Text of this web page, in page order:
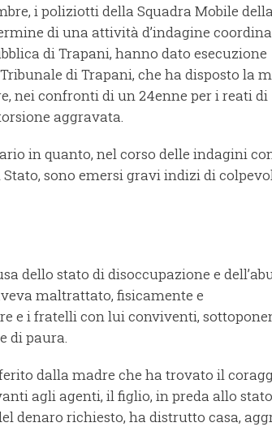
i poliziotti della Squadra Mobile della
di una attività d’indagine
di Trapani, hanno dato esecuzione
di Trapani, che ha disposto la
nei confronti di un 24enne per i reati di
aggravata.
in quanto, nel corso delle indagini
sono emersi gravi indizi di
del­lo stato di disoccupazione e
maltrattato, fisicamente e
e i fratelli con lui conviventi,
di paura.
dalla madre che ha trovato il
agli agenti, il figlio, in preda allo
denaro richiesto, ha distrutto casa,